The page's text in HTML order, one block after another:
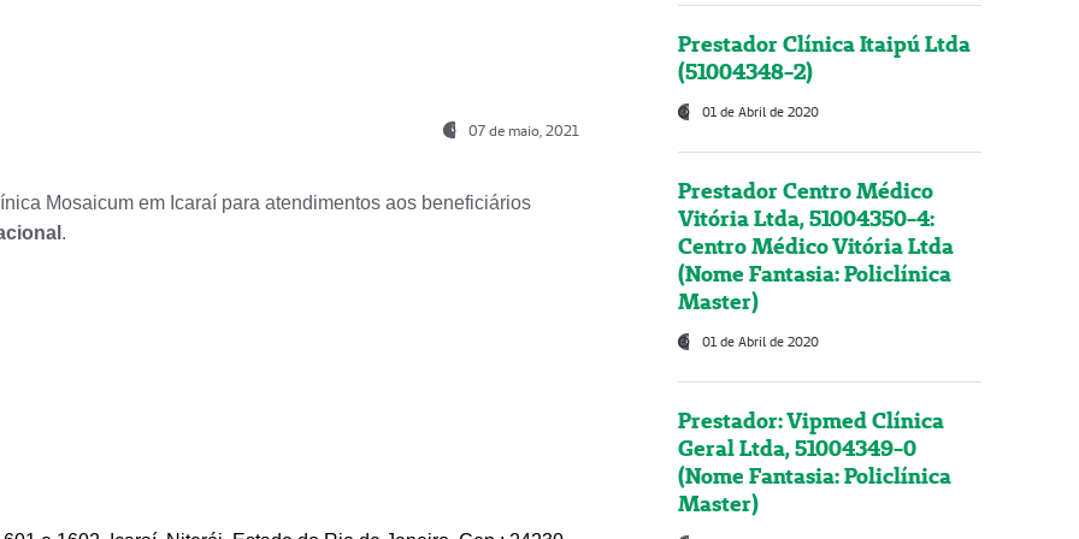
07 de maio, 2021
Mosaicum em Icaraí para atendimentos aos beneficiários
.
Prestador Clínica Itaipú Ltda
(51004348-2)
01 de Abril de 2020
Prestador Centro Médico
Vitória Ltda, 51004350-4:
Centro Médico Vitória Ltda
(Nome Fantasia: Policlínica
Master)
01 de Abril de 2020
Prestador: Vipmed Clínica
Geral Ltda, 51004349-0
(Nome Fantasia: Policlínica
Master)